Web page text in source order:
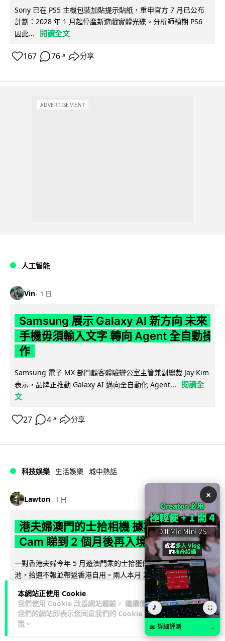
本網站正使用 Cookie
我們使用 Cookie 改善網站體驗。 繼續使用
我們的網站即表示您同意我們的 Cookie 政
策 。
Sony 已在 PS5 主機包裝加貼提示貼紙，重申官方 7 月已公布
計劃：2028 年 1 月起停產新遊戲實體光碟。分析師預期 PS6
因此...
閱讀全文
167 76 ↗ 分享
ADVERTISEMENT
人工智能
Vin 1 日
Samsung 展示 Galaxy AI 新方向 未來
手機毋須輸入文字 轉向 Agent 全自動操
作
Samsung 電子 MX 部門顧客體驗辦公室主管兼副總裁 Jay Kim
表示，品牌正推動 Galaxy AI 邁向全自動化 Agent...
閱讀全
文
27 4 ↗ 分享
科技娛樂 生活娛樂 城中熱話
Lawton 1 日
港夫婦澳門的士拾相機 據為己有被的士
Cam 睇到 2 個月後再入境被捕
一對香港夫婦今年 5 月遊澳門乘的士拾獲他人遺留相機及電
池，拾遺不報並帶返香港自用。兩人本月 2 日經港珠澳大橋再
閱讀全文
531 75 ↗ 分享
×
🎵 ⛶
📖 詳細評測 →